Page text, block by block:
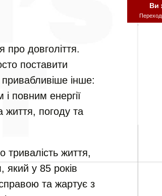
про довголіття.
поставити
привабливіше інше:
повним енергії
життя, погоду та
тривалість життя,
який у 85 років
та жартує з
Ви